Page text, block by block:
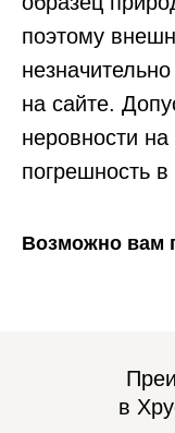
поэтому
на сайте.
неровности
погрешность
Возможно вам
в